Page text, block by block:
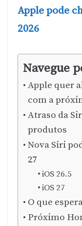
Apple pode
2026
Navegue
Apple quer
com a
Atraso da
produtos
Nova Siri
27
iOS 26.5
iOS 27
O que
Próximo